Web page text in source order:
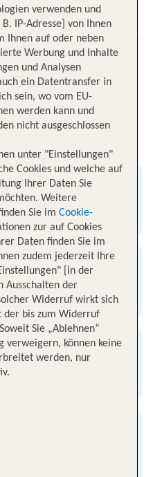
Schiff sind nur einige der
ist die Insel ein
über das Radfahren bis
Mit TUI fliegst du
von Frankfurt nach
für Flüge
Kreta
verwenden und
IP-Adresse] von Ihnen
Ihnen auf oder neben
Werbung und Inhalte
und Analysen
ein Datentransfer in
sein, wo vom EU-
werden kann und
nicht ausgeschlossen
unter "Einstellungen"
Cookies und welche auf
Ihrer Daten Sie
Weitere
Sie im Cookie-
zur auf Cookies
Daten finden Sie im
zudem jederzeit Ihre
[in der
Ausschalten der
Widerruf wirkt sich
der bis zum Widerruf
Sie „Ablehnen“
verweigern, können keine
werden, nur